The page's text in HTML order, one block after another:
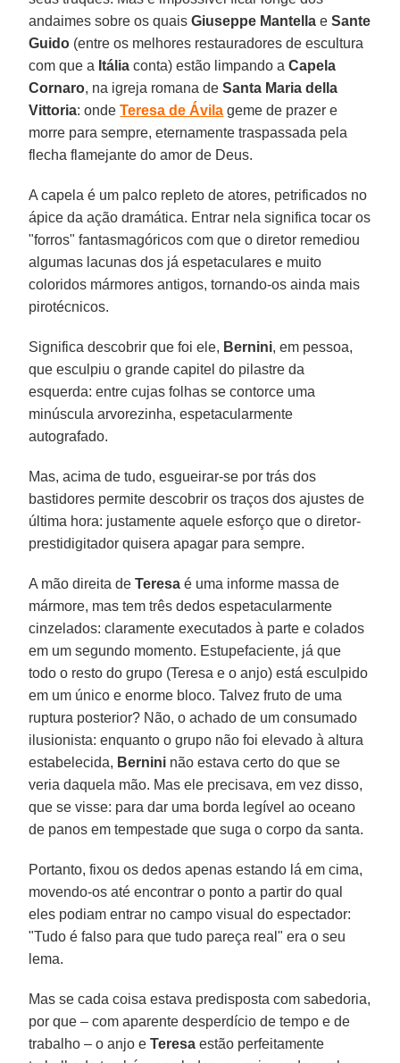
andaimes sobre os quaisGiuseppe Mantella eSante
Guido (entre os melhores restauradores de escultura
com que a Itália conta) estão limpando aCapela
Cornaro, na igreja romana deSanta Maria della
Vittoria: ondeTeresa de Ávila geme de prazer e
morre para sempre, eternamente traspassada pela
flecha flamejante do amor de Deus.
A capela é um palco repleto de atores, petrificados no
ápice da ação dramática. Entrar nela significa tocar os
"forros" fantasmagóricos com que o diretor remediou
algumas lacunas dos já espetaculares e muito
coloridos mármores antigos, tornando-os ainda mais
pirotécnicos.
Significa descobrir que foi ele, Bernini, em pessoa,
que esculpiu o grande capitel do pilastre da
esquerda: entre cujas folhas se contorce uma
minúscula arvorezinha, espetacularmente
autografado.
Mas, acima de tudo, esgueirar-se por trás dos
bastidores permite descobrir os traços dos ajustes de
última hora: justamente aquele esforço que o diretor-
prestidigitador quisera apagar para sempre.
A mão direita deTeresa é uma informe massa de
mármore, mas tem três dedos espetacularmente
cinzelados: claramente executados à parte e colados
em um segundo momento. Estupefaciente, já que
todo o resto do grupo (Teresa e o anjo) está esculpido
em um único e enorme bloco. Talvez fruto de uma
ruptura posterior? Não, o achado de um consumado
ilusionista: enquanto o grupo não foi elevado à altura
estabelecida, Bernini não estava certo do que se
veria daquela mão. Mas ele precisava, em vez disso,
que se visse: para dar uma borda legível ao oceano
de panos em tempestade que suga o corpo da santa.
Portanto, fixou os dedos apenas estando lá em cima,
movendo-os até encontrar o ponto a partir do qual
eles podiam entrar no campo visual do espectador:
"Tudo é falso para que tudo pareça real" era o seu
lema.
Mas se cada coisa estava predisposta com sabedoria,
por que – com aparente desperdício de tempo e de
trabalho – o anjo eTeresa estão perfeitamente